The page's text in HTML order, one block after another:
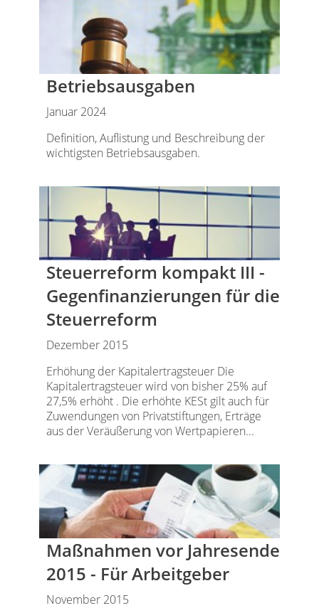
Betriebsausgaben
Januar 2024
Definition, Auflistung und Beschreibung der
wichtigsten Betriebsausgaben.
Steuerreform kompakt III -
Gegenfinanzierungen für die
Steuerreform
Dezember 2015
Erhöhung der Kapitalertragsteuer Die
Kapitalertragsteuer wird von bisher 25% auf
27,5% erhöht . Die erhöhte KESt gilt auch für
Zuwendungen von Privatstiftungen, Erträge
aus der Veräußerung von Wertpapieren...
Maßnahmen vor Jahresende
2015 - Für Arbeitgeber
November 2015